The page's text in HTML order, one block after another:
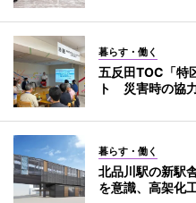
暮らす・働く
五反田TOC「特
ト 災害時の協
暮らす・働く
北品川駅の新駅
を意識、高架化